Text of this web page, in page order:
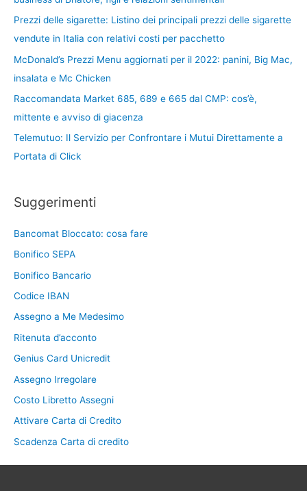
Prezzi delle sigarette: Listino dei principali prezzi delle sigarette
vendute in Italia con relativi costi per pacchetto
McDonald’s Prezzi Menu aggiornati per il 2022: panini, Big Mac,
insalata e Mc Chicken
Raccomandata Market 685, 689 e 665 dal CMP: cos’è,
mittente e avviso di giacenza
Telemutuo: Il Servizio per Confrontare i Mutui Direttamente a
Portata di Click
Suggerimenti
Bancomat Bloccato: cosa fare
Bonifico SEPA
Bonifico Bancario
Codice IBAN
Assegno a Me Medesimo
Ritenuta d’acconto
Genius Card Unicredit
Assegno Irregolare
Costo Libretto Assegni
Attivare Carta di Credito
Scadenza Carta di credito